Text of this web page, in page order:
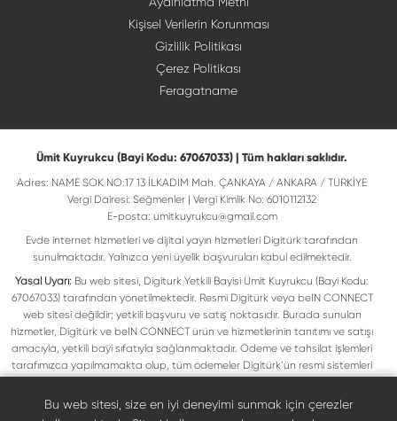
Kişisel Verilerin Korunması
Gizlilik Politikası
Çerez Politikası
Feragatname
Ümit Kuyrukcu (Bayi Kodu: 67067033) | Tüm hakları saklıdır.
Adres: NAME SOK NO:17 13 İLKADIM Mah. ÇANKAYA / ANKARA / TÜRKİYE
Vergi Dairesi: Seğmenler | Vergi Kimlik No: 6010112132
E-posta: umitkuyrukcu@gmail.com
Evde internet hizmetleri ve dijital yayın hizmetleri Digitürk tarafından
sunulmaktadır. Yalnızca yeni üyelik başvuruları kabul edilmektedir.
Yasal Uyarı: Bu web sitesi, Digiturk Yetkili Bayisi Ümit Kuyrukcu (Bayi Kodu:
67067033) tarafından yönetilmektedir. Resmi Digitürk veya beIN CONNECT
web sitesi değildir; yetkili başvuru ve satış noktasıdır. Burada sunulan
hizmetler, Digitürk ve beIN CONNECT ürün ve hizmetlerinin tanıtımı ve satışı
amacıyla, yetkili bayi sıfatıyla sağlanmaktadır. Ödeme ve tahsilat işlemleri
tarafımızca yapılmamakta olup, tüm ödemeler Digitürk’ün resmi sistemleri
ilgili hak sahiplerine ait olup yasal koruma altındadır. Bu markalar, yalnızca
marka sahiplerinin kullanım koşullarına uygun şekilde kullanılmaktadır. Digitürk
Bu web sitesi, size en iyi deneyimi sunmak için çerezler